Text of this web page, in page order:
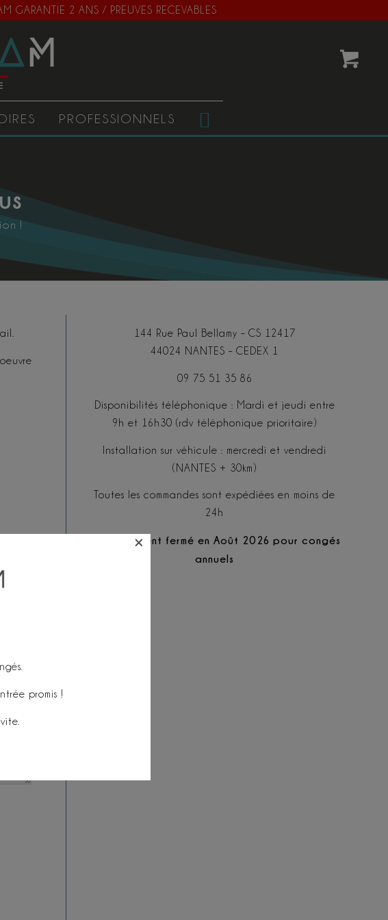
2 ANS / PREUVES RECEVABLES
PROFESSIONNELS
!
144 Rue Paul Bellamy – CS 12417
44024 NANTES – CEDEX 1
09 75 51 35 86
Disponibilités téléphonique : Mardi et jeudi entre
9h et 16h30 (rdv téléphonique prioritaire)
Installation sur véhicule : mercredi et vendredi
(NANTES + 30km)
Toutes les commandes sont expédiées en moins de
24h
Service client fermé en Août 2026 pour congés
annuels
promis !
×